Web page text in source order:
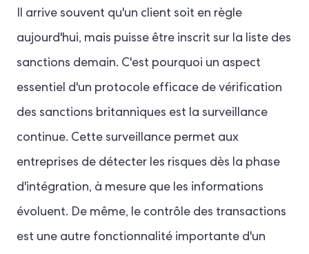
Il arrive souvent qu'un client soit en règle
aujourd'hui, mais puisse être inscrit sur la liste des
sanctions demain. C'est pourquoi un aspect
essentiel d'un protocole efficace de vérification
des sanctions britanniques est la surveillance
continue. Cette surveillance permet aux
entreprises de détecter les risques dès la phase
d'intégration, à mesure que les informations
évoluent. De même, le contrôle des transactions
est une autre fonctionnalité importante d'un